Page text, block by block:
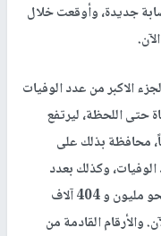
الثلاثاء، نحو 75 ألف إصابة جديدة، وأوقعت خلال
الاكبر من عدد الوفيات
حيث أعلنت الثلاثاء، عن 1,416 وفاة حتى اللحظة، ليرتفع
لديها الى 83,211 شخصاً، محافظة بذلك على
وكذلك بعدد
الاصابات التي بلغت حصيلتها حتى اللحظة نحو مليون و 404 آلاف
الآن. والأرقام القادمة من